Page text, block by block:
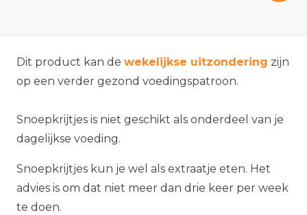
Dit product kan de wekelijkse uitzondering zijn
op een verder gezond voedingspatroon.
Snoepkrijtjes is niet geschikt als onderdeel van je
dagelijkse voeding.
Snoepkrijtjes kun je wel als extraatje eten. Het
advies is om dat niet meer dan drie keer per week
te doen.